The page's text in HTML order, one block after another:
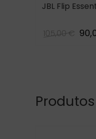
JBL Flip
105,00 €